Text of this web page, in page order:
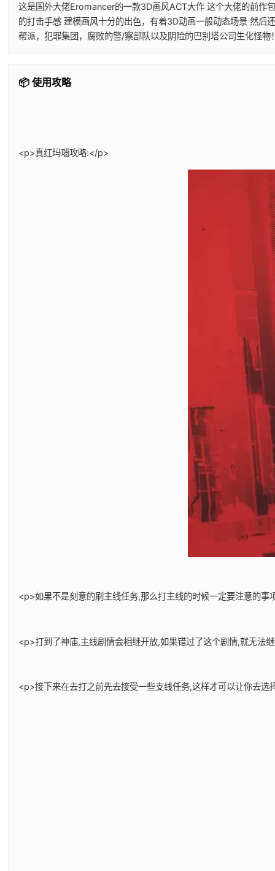
这是国外大佬Eromancer的一款3D画风ACT大作 这个大佬的前作
的打击手感 建模画风十分的出色，有着3D动画一般动态场景 然
帮派，犯罪集团，腐败的警/察部队以及阴险的巴别塔公司生化怪
📦 使用攻略
<p>真红玛瑙攻略:</p>
<p>如果不是刻意的刷主线任务,那么打主线的时候一定要注意的
<p>打到了神庙,主线剧情会相继开放,如果错过了这个剧情,就无法
<p>接下来在去打之前先去接受一些支线任务,这样才可以让你去